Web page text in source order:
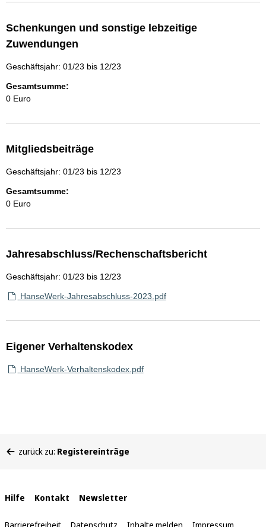
Schenkungen und sonstige lebzeitige
Zuwendungen
Geschäftsjahr: 01/23 bis 12/23
Gesamtsumme:
0 Euro
Mitgliedsbeiträge
Geschäftsjahr: 01/23 bis 12/23
Gesamtsumme:
0 Euro
Jahresabschluss/Rechenschaftsbericht
Geschäftsjahr: 01/23 bis 12/23
HanseWerk-Jahresabschluss-2023.pdf
Eigener Verhaltenskodex
HanseWerk-Verhaltenskodex.pdf
befinden
zurück zu: Registereinträge
Interne
Links
Hilfe Kontakt Newsletter